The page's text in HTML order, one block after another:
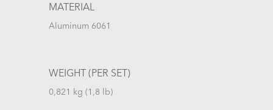
MATERIAL
Aluminum 6061
WEIGHT (PER SET)
0,821 kg (1,8 lb)